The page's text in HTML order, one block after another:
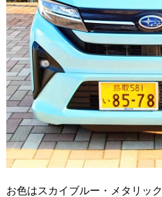
お色はスカイブルー・メタリック